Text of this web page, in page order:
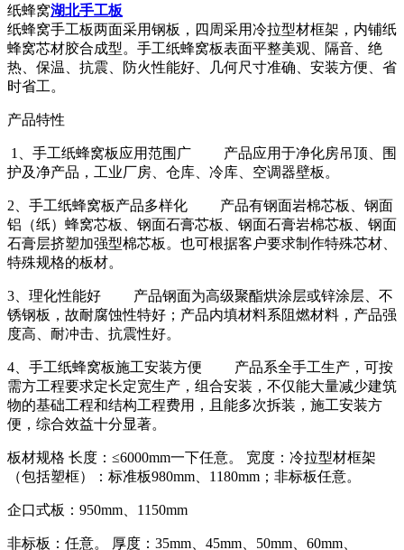
纸蜂窝湖北手工板
纸蜂窝手工板两面采用钢板，四周采用冷拉型材框架，内铺纸
蜂窝芯材胶合成型。 手工纸蜂窝板表面平整美观、隔音、绝
热、保温、抗震、防火性能好、几何尺寸准确、安装方便、省
时省工。
产品特性
1、 手工纸蜂窝板应用范围广 产品应用于净化房吊顶、围
护及净产品，工业厂房、仓库、冷库、空调器壁板。
2、 手工纸蜂窝板产品多样化 产品有钢面岩棉芯板、钢面
铝（纸）蜂窝芯板、钢面石膏芯板、钢面石膏岩棉芯板、钢面
石膏层挤塑加强型棉芯板。也可根据客户要求制作特殊芯材、
特殊规格的板材。
3、理化性能好 产品钢面为高级聚酯烘涂层或锌涂层、不
锈钢板，故耐腐蚀性特好；产品内填材料系阻燃材料，产品强
度高、耐冲击、抗震性好。
4、 手工纸蜂窝板施工安装方便 产品系全手工生产，可按
需方工程要求定长定宽生产，组合安装，不仅能大量减少建筑
物的基础工程和结构工程费用，且能多次拆装，施工安装方
便，综合效益十分显著。
板材规格 长度：≤6000mm一下任意。 宽度：冷拉型材框架
（包括塑框）：标准板980mm、1180mm；非标板任意。
企口式板：950mm、1150mm
非标板：任意。 厚度：35mm、45mm、50mm、60mm、